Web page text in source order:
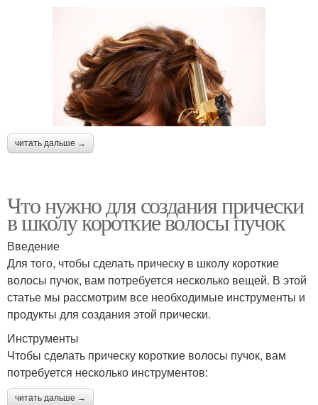
читать дальше →
Что нужно для создания прически
в школу короткие волосы пучок
Введение
Для того, чтобы сделать прическу в школу короткие
волосы пучок, вам потребуется несколько вещей. В этой
статье мы рассмотрим все необходимые инструменты и
продукты для создания этой прически.
Инструменты
Чтобы сделать прическу короткие волосы пучок, вам
потребуется несколько инструментов:
читать дальше →